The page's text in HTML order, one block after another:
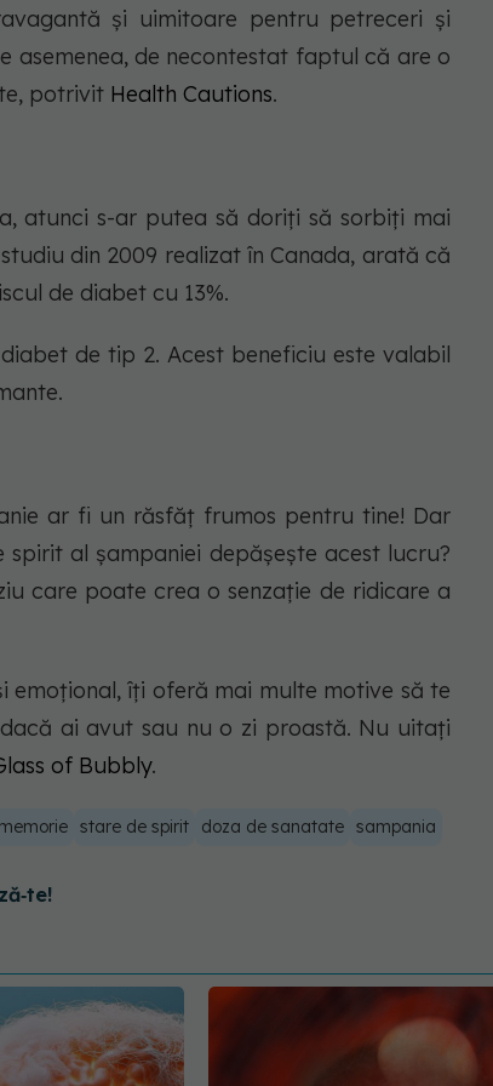
și uimitoare pentru petreceri și
asemenea, de necontestat faptul că are o
potrivit Health Cautions.
atunci s-ar putea să doriți să sorbiți mai
din 2009 realizat în Canada, arată că
de diabet cu 13%.
de tip 2. Acest beneficiu este valabil
ar fi un răsfăț frumos pentru tine! Dar
al șampaniei depășește acest lucru?
care poate crea o senzație de ridicare a
emoțional, îți oferă mai multe motive să te
ai avut sau nu o zi proastă. Nu uitați
of Bubbly.
memorie stare de spirit doza de sanatate sampania